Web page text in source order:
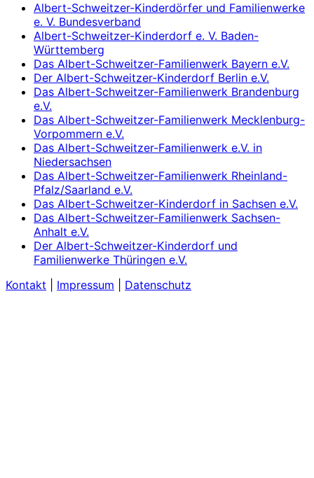
Albert-Schweitzer-Kinderdörfer und Familienwerke
e. V. Bundesverband
Albert-Schweitzer-Kinderdorf e. V. Baden-
Württemberg
Das Albert-Schweitzer-Familienwerk Bayern e.V.
Der Albert-Schweitzer-Kinderdorf Berlin e.V.
Das Albert-Schweitzer-Familienwerk Brandenburg
e.V.
Das Albert-Schweitzer-Familienwerk Mecklenburg-
Vorpommern e.V.
Das Albert-Schweitzer-Familienwerk e.V. in
Niedersachsen
Das Albert-Schweitzer-Familienwerk Rheinland-
Pfalz/Saarland e.V.
Das Albert-Schweitzer-Kinderdorf in Sachsen e.V.
Das Albert-Schweitzer-Familienwerk Sachsen-
Anhalt e.V.
Der Albert-Schweitzer-Kinderdorf und
Familienwerke Thüringen e.V.
Kontakt
Impressum Datenschutz